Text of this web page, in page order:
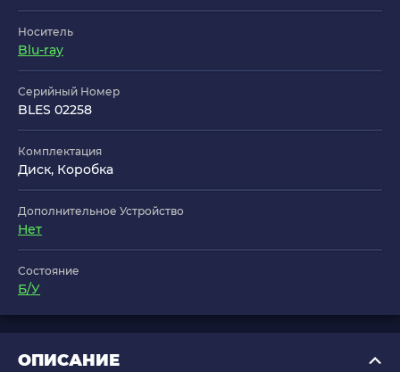
Носитель
Blu-ray
Серийный Номер
BLES 02258
Комплектация
Диск, Коробка
Дополнительное Устройство
Нет
Состояние
Б/У
ОПИСАНИЕ